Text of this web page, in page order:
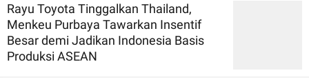
Rayu Toyota Tinggalkan Thailand,
Menkeu Purbaya Tawarkan Insentif
Besar demi Jadikan Indonesia Basis
Produksi ASEAN